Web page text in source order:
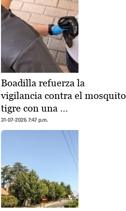
Boadilla refuerza la
vigilancia contra el mosquito
tigre con una …
31-07-2026 7:47 p.m.